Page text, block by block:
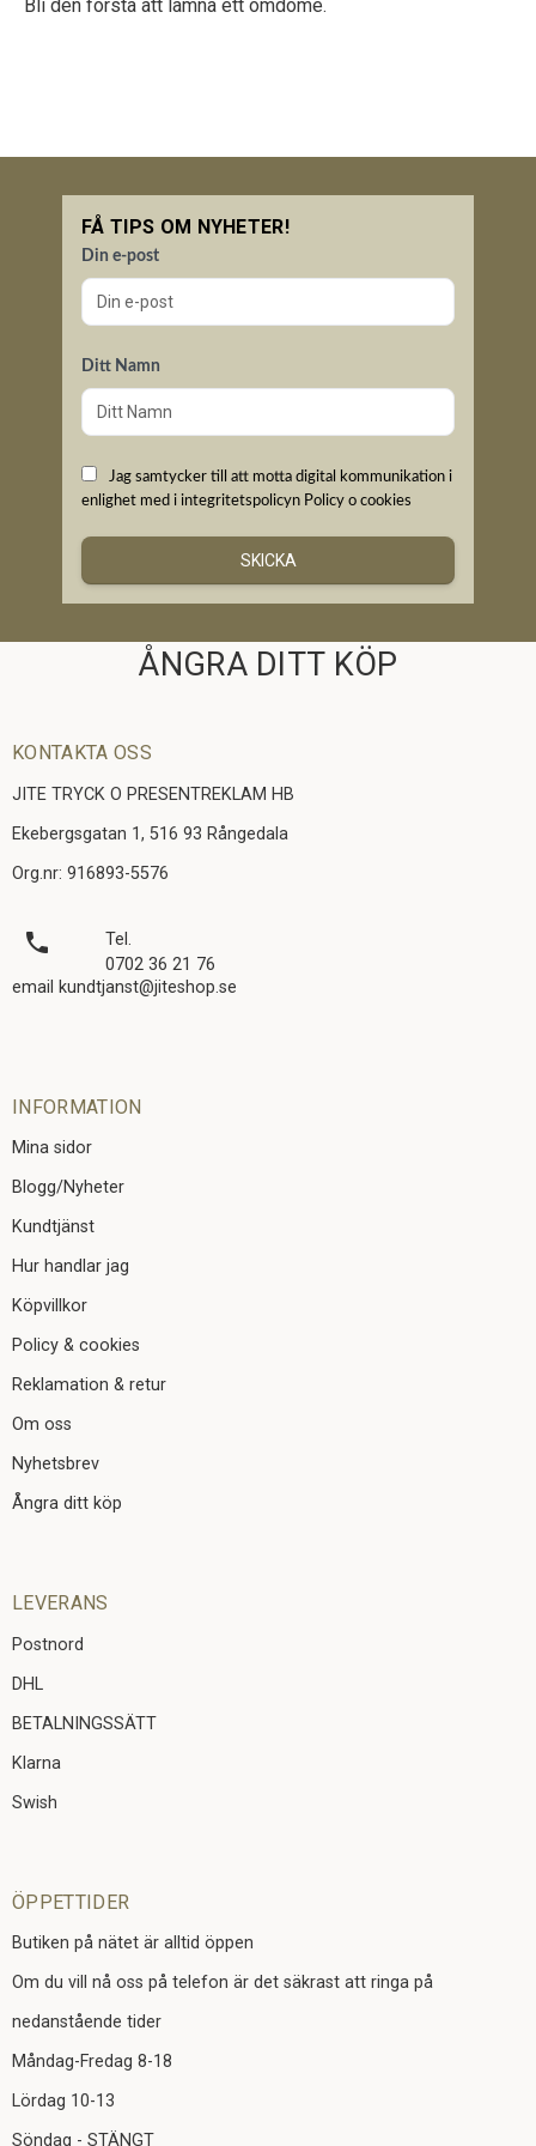
Bli den första att lämna ett omdöme.
FÅ TIPS OM NYHETER!
Din e-post
Ditt Namn
Jag samtycker till att motta digital kommunikation i
enlighet med i integritetspolicyn Policy o cookies
SKICKA
ÅNGRA DITT KÖP
KONTAKTA OSS
JITE TRYCK O PRESENTREKLAM HB
Ekebergsgatan 1, 516 93 Rångedala
Org.nr: 916893-5576
local_phone
Tel.
0702 36 21 76
email kundtjanst@jiteshop.se
INFORMATION
Mina sidor
Blogg/Nyheter
Kundtjänst
Hur handlar jag
Köpvillkor
Policy & cookies
Reklamation & retur
Om oss
Nyhetsbrev
Ångra ditt köp
LEVERANS
Postnord
DHL
BETALNINGSSÄTT
Klarna
Swish
ÖPPETTIDER
Butiken på nätet är alltid öppen
Om du vill nå oss på telefon är det säkrast att ringa på
nedanstående tider
Måndag-Fredag 8-18
Lördag 10-13
Söndag - STÄNGT